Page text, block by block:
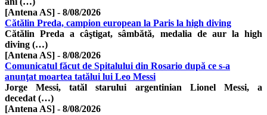
[Antena AS] - 8/08/2026
Cătălin Preda, campion european la Paris la high diving
Cătălin Preda a câştigat, sâmbătă, medalia de aur la high
diving (…)
[Antena AS] - 8/08/2026
Comunicatul făcut de Spitalului din Rosario după ce s-a
anunţat moartea tatălui lui Leo Messi
Jorge Messi, tatăl starului argentinian Lionel Messi, a
decedat (…)
[Antena AS] - 8/08/2026